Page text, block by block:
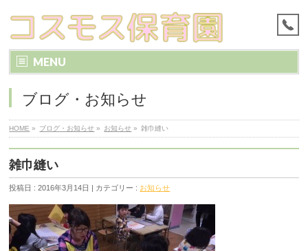
MENU
ブログ・お知らせ
HOME » ブログ・お知らせ » お知らせ » 雑巾縫い
雑巾縫い
投稿日 : 2016年3月14日 | カテゴリー : お知らせ